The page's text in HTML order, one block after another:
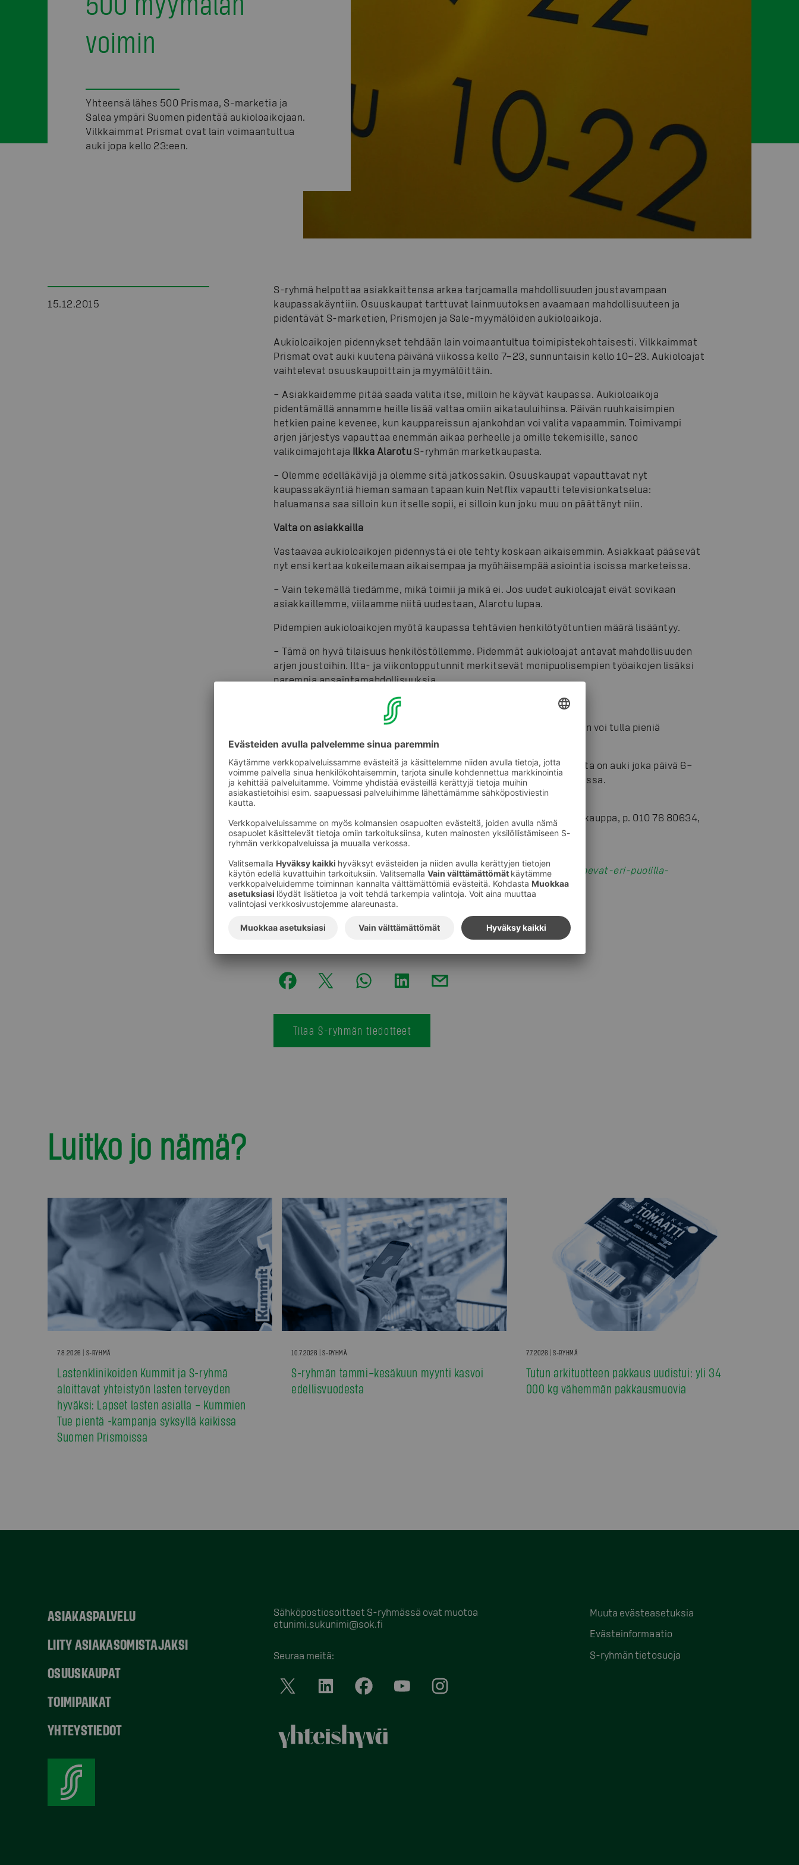
voimin
Yhteensä lähes 500 Prismaa, S-marketia ja
Salea ympäri Suomen pidentää aukioloaikojaan.
Vilkkaimmat Prismat ovat lain voimaantultua
auki jopa kello 23:een.
15.12.2015
S-ryhmä helpottaa asiakkaittensa arkea tarjoamalla mahdollisuuden joustavampaan
kaupassakäyntiin. Osuuskaupat tarttuvat lainmuutoksen avaamaan mahdollisuuteen ja
pidentävät S-marketien, Prismojen ja Sale-myymälöiden aukioloaikoja.
Aukioloaikojen pidennykset tehdään lain voimaantultua toimipistekohtaisesti. Vilkkaimmat
Prismat ovat auki kuutena päivänä viikossa kello 7–23, sunnuntaisin kello 10–23. Aukioloajat
vaihtelevat osuuskaupoittain ja myymälöittäin.
– Asiakkaidemme pitää saada valita itse, milloin he käyvät kaupassa. Aukioloaikoja
pidentämällä annamme heille lisää valtaa omiin aikatauluihinsa. Päivän ruuhkaisimpien
hetkien paine kevenee, kun kauppareissun ajankohdan voi valita vapaammin. Toimivampi
arjen järjestys vapauttaa enemmän aikaa perheelle ja omille tekemisille, sanoo
valikoimajohtaja Ilkka Alarotu S-ryhmän marketkaupasta.
– Olemme edelläkävijä ja olemme sitä jatkossakin. Osuuskaupat vapauttavat nyt
kaupassakäyntiä hieman samaan tapaan kuin Netflix vapautti televisionkatselua:
haluamansa saa silloin kun itselle sopii, ei silloin kun joku muu on päättänyt niin.
Valta on asiakkailla
Vastaavaa aukioloaikojen pidennystä ei ole tehty koskaan aikaisemmin. Asiakkaat pääsevät
nyt ensi kertaa kokeilemaan aikaisempaa ja myöhäisempää asiointia isoissa marketeissa.
– Vain tekemällä tiedämme, mikä toimii ja mikä ei. Jos uudet aukioloajat eivät sovikaan
asiakkaillemme, viilaamme niitä uudestaan, Alarotu lupaa.
Pidempien aukioloaikojen myötä kaupassa tehtävien henkilötyötuntien määrä lisääntyy.
– Tämä on hyvä tilaisuus henkilöstöllemme. Pidemmät aukioloajat antavat mahdollisuuden
arjen joustoihin. Ilta- ja viikonlopputunnit merkitsevät monipuolisempien työaikojen lisäksi
parempia ansaintamahdollisuuksia.
Muutoksia muissa ketjuissa
Sokos-, Emotion-, Kodin Terra- ja S-Rauta -ketjuissa aukioloaikoihin voi tulla pieniä
toimipaikkakohtaisia muutoksia.
ABC-ketju jatkaa laajoin aukioloajoin. Suurin osa ABC-toimipaikoista on auki joka päivä 6–
24. Lisäksi 33 ABC-liikennemyymälää on auki 24 tuntia vuorokaudessa.
arttu.laine@sok.fi
Valikoimajohtaja Ilkka Alarotu, S-ryhmän marketkauppa, p. 010 76 80634,
sähköposti:ilkka.alarotu@sok.fi
laajenevat:http://patarumpu.fi/2015/12/15/nain-aukiolot-laajenevat-eri-puolilla-
suomea/
S-Ryhmä
Tilaa S-ryhmän tiedotteet
Luitko jo nämä?
7.8.2026 | S-RYHMÄ
Lastenklinikoiden Kummit ja S-ryhmä
aloittavat yhteistyön lasten terveyden
hyväksi: Lapset lasten asialla – Kummien
Tue pientä -kampanja syksyllä kaikissa
Suomen Prismoissa
10.7.2026 | S-RYHMÄ
S-ryhmän tammi–kesäkuun myynti kasvoi
edellisvuodesta
7.7.2026 | S-RYHMÄ
Tutun arkituotteen pakkaus uudistui: yli 34
000 kg vähemmän pakkausmuovia
ASIAKASPALVELU
LIITY ASIAKASOMISTAJAKSI
OSUUSKAUPAT
TOIMIPAIKAT
YHTEYSTIEDOT
Sähköpostiosoitteet S-ryhmässä ovat muotoa
etunimi.sukunimi@sok.fi
Seuraa meitä:
Muuta evästeasetuksia
Evästeinformaatio
S-ryhmän tietosuoja